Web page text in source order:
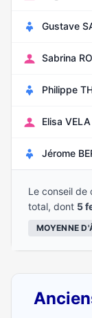
Gustave
Sabrina
Philippe
Elisa VELA
Jérome
Le conseil de
total, dont 5
MOYENNE